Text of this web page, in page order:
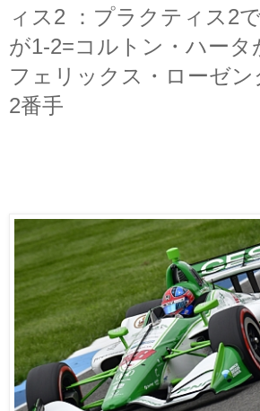
ィス2 ：プラクティス2
が1-2=コルトン・ハータ
フェリックス・ローゼ
2番手